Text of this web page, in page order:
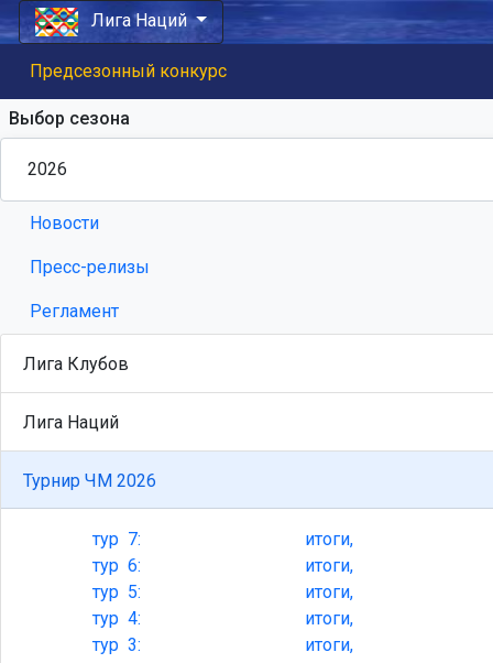
Лига Наций
Предсезонный конкурс
Выбор сезона
Новости
Пресс-релизы
Регламент
Лига Клубов
Лига Наций
Турнир ЧМ 2026
тур7:
итоги,
тур6:
итоги,
тур5:
итоги,
тур4:
итоги,
тур3:
итоги,